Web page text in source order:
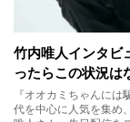
竹内唯人インタビ
ったらこの状況は
『オオカミちゃんに
代を中心に人気を集め